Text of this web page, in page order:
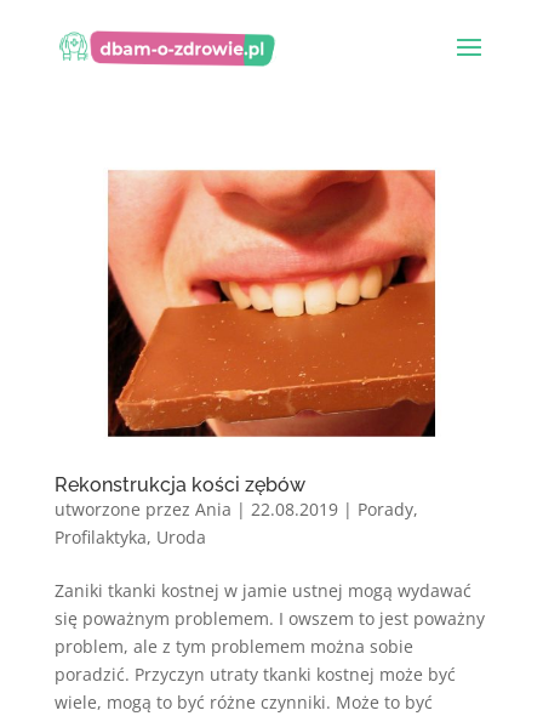
Rekonstrukcja kości zębów
utworzone przez Ania | 22.08.2019| Porady,
Profilaktyka, Uroda
Zaniki tkanki kostnej w jamie ustnej mogą wydawać
się poważnym problemem. I owszem to jest poważny
problem, ale z tym problemem można sobie
poradzić. Przyczyn utraty tkanki kostnej może być
wiele, mogą to być różne czynniki. Może to być